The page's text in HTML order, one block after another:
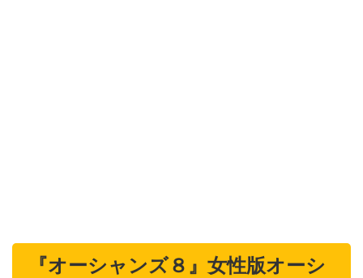
『オーシャンズ８』女性版オーシ